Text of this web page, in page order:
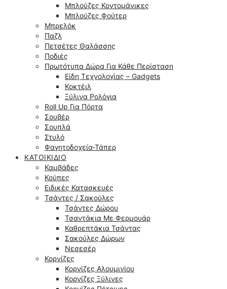
Μπλούζες Κοντομάνικες
Μπλούζες Φούτερ
Μπρελόκ
Παζλ
Πετσέτες Θαλάσσης
Ποδιές
Πρωτότυπα Δώρα Για Κάθε Περίσταση
Είδη Τεχνολογίας – Gadgets
Κοκτέιλ
Ξύλινα Ρολόγια
Roll Up Για Πόρτα
Σουβέρ
Σουπλά
Στυλό
Φαγητοδοχεία-Τάπερ
ΚΑΤΟΙΚΊΔΙΟ
Καμβάδες
Κούπες
Ειδικές Κατασκευές
Τσάντες / Σακούλες
Τσάντες Δώρου
Τσαντάκια Με Φερμουάρ
Καθρεπτάκια Τσάντας
Σακούλες Δώρων
Νεσεσέρ
Κορνίζες
Κορνίζες Αλουμινίου
Κορνίζες Ξύλινες